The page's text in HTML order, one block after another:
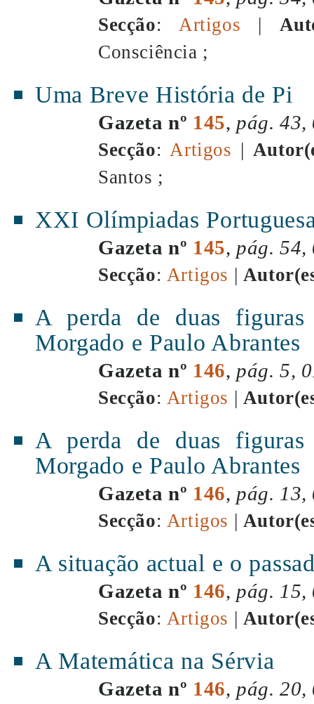
Secção: Artigos |
Consciência ;
Uma Breve História de Pi
Gazeta nº 145, pág. 43,
Secção: Artigos |
Santos ;
XXI Olímpiadas
Gazeta nº 145, pág. 54,
Secção: Artigos |
A perda de duas figuras
Morgado e Paulo Abrantes
Gazeta nº 146, pág. 5,
Secção: Artigos |
A perda de duas figuras
Morgado e Paulo Abrantes
Gazeta nº 146, pág. 13,
Secção: Artigos |
A situação actual e o
Gazeta nº 146, pág. 15,
Secção: Artigos |
A Matemática na Sérvia
Gazeta nº 146, pág. 20,